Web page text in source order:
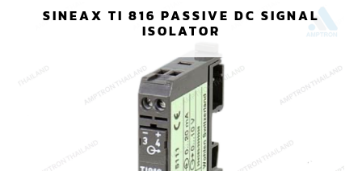
SINEAX TI 816 PASSIVE DC SIGNAL
ISOLATOR